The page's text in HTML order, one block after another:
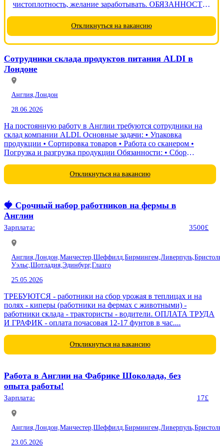
чистоплотность, желание заработывать. ОБЯЗАННОСТИ
договором - упаковка, сортировка, сканирование товара,
сбор урожая. Контроль...
Откликнуться на вакансию
Сотрудники склада продуктов питания ALDI в
Лондоне
Англия, Лондон
28.06.2026
На постоянную работу в Англии требуются сотрудники на
склад компании ALDI. Основные задачи: • Упаковка
продукции • Сортировка товаров • Работа со сканером •
Погрузка и разгрузка продукции Обязанности: • Сбор
Откликнуться на вакансию
🍓 Срочный набор работников на фермы в
Англии
Зарплата: 3500£
Англия, Лондон, Манчестер, Шеффилд, Бирмингем, Ливерпуль,
Уэльс, Шотладия, Эдинбург,Глазго
25.05.2026
ТРЕБУЮТСЯ - работники на сбор урожая в теплицах и на
полях - киперы (работники на фермах с животными) -
работники склада - трактористы - водители. ОПЛАТА ТРУДА
И ГРАФИК - оплата почасовая 12-17 фунтов в час....
Откликнуться на вакансию
Работа в Англии на Фабрике Шоколада, без
опыта работы!
Зарплата: 17£
Англия, Лондон, Манчестер, Шеффилд, Бирмингем, Ливерпуль,
23.05.2026